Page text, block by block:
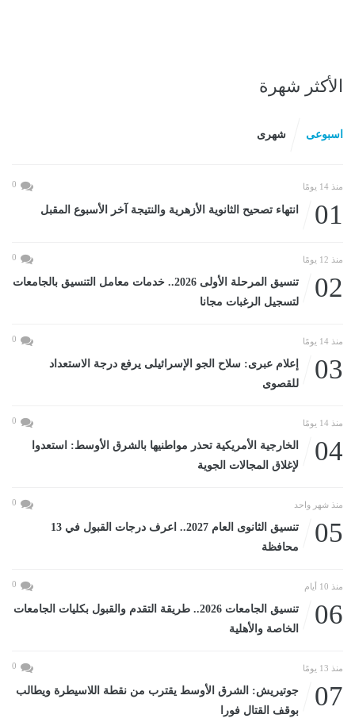
الأكثر شهرة
اسبوعى شهرى
منذ 14 يومًا 0
01 انتهاء تصحيح الثانوية الأزهرية والنتيجة آخر الأسبوع المقبل
منذ 12 يومًا 0
02
تنسيق المرحلة الأولى 2026.. خدمات معامل التنسيق بالجامعات
لتسجيل الرغبات مجانا
منذ 14 يومًا 0
03
إعلام عبرى: سلاح الجو الإسرائيلى يرفع درجة الاستعداد
للقصوى
منذ 14 يومًا 0
04
الخارجية الأمريكية تحذر مواطنيها بالشرق الأوسط: استعدوا
لإغلاق المجالات الجوية
منذ شهر واحد 0
05
تنسيق الثانوى العام 2027.. اعرف درجات القبول في 13
محافظة
منذ 10 أيام 0
06
تنسيق الجامعات 2026.. طريقة التقدم والقبول بكليات الجامعات
الخاصة والأهلية
منذ 13 يومًا 0
07
جوتيريش: الشرق الأوسط يقترب من نقطة اللاسيطرة ويطالب
بوقف القتال فورا